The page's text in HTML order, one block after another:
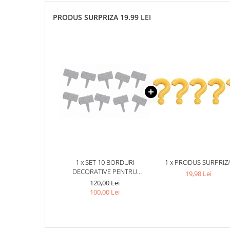
PRODUS SURPRIZA 19.99 LEI
1 x SET 10 BORDURI
DECORATIVE PENTRU
GRADINA, IMITATIE PIATRA,
MODULARE, FIXARE IN SOL,
120,00 Lei
100,00 Lei
1 x PRODUS
19,98 Lei